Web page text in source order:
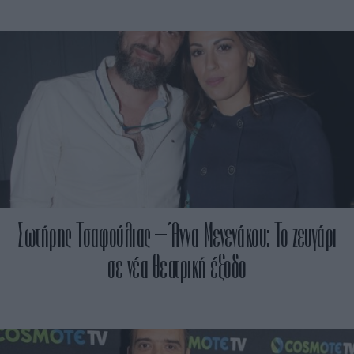
Σωτήρης Τσαφούλιας – Άννα Μενενάκου: Το ζευγάρι
σε νέα θεατρική έξοδο